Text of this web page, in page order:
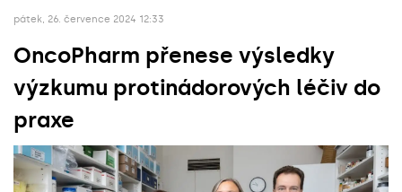
pátek, 26. července 2024 12:33
OncoPharm přenese výsledky
výzkumu protinádorových léčiv do
praxe